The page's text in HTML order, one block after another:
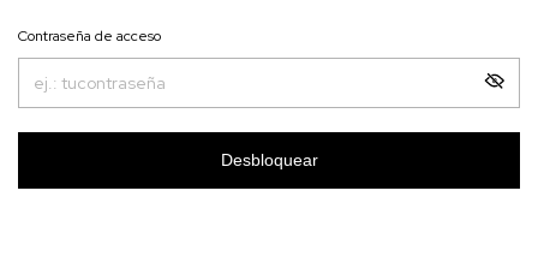
Contraseña de acceso
Desbloquear